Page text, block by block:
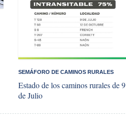
SEMÁFORO DE CAMINOS RURALES
Estado de los caminos rurales de 9
de Julio